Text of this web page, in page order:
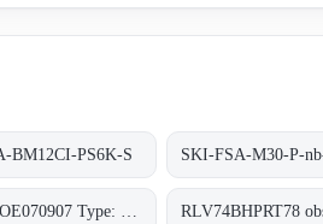
BM12CI-PS6K-S